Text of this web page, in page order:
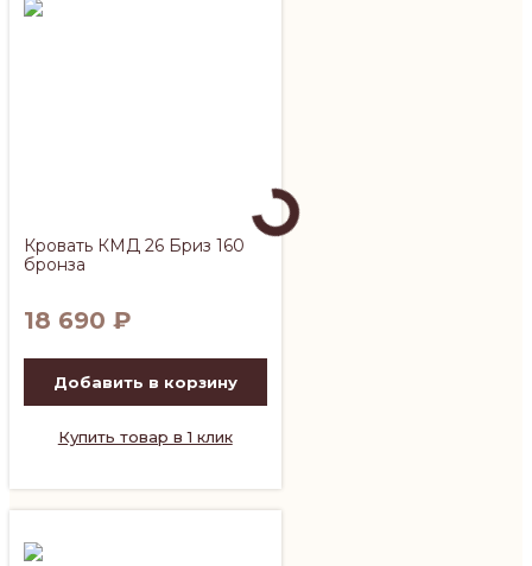
Кровать КМД 26 Бриз 160
бронза
18 690 ₽
Добавить в корзину
Купить товар в 1 клик